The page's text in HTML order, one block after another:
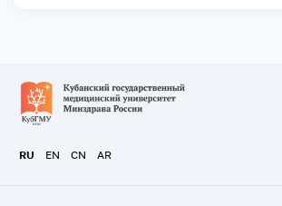
RU EN CN AR